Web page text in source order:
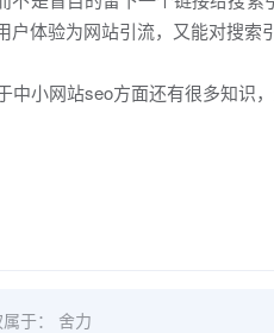
户体验为网站引流，又能对搜索
中小网站seo方面还有很多知识
于：
舍力